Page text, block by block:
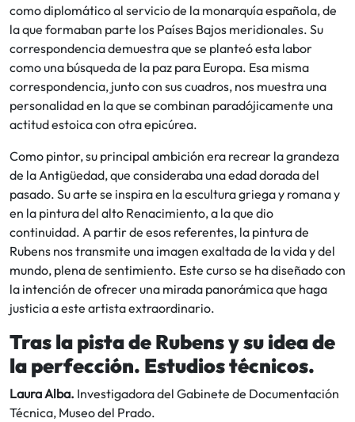
como diplomático al servicio de la monarquía española, de
la que formaban parte los Países Bajos meridionales. Su
correspondencia demuestra que se planteó esta labor
como una búsqueda de la paz para Europa. Esa misma
correspondencia, junto con sus cuadros, nos muestra una
personalidad en la que se combinan paradójicamente una
actitud estoica con otra epicúrea.
Como pintor, su principal ambición era recrear la grandeza
de la Antigüedad, que consideraba una edad dorada del
pasado. Su arte se inspira en la escultura griega y romana y
en la pintura del alto Renacimiento, a la que dio
continuidad. A partir de esos referentes, la pintura de
Rubens nos transmite una imagen exaltada de la vida y del
mundo, plena de sentimiento. Este curso se ha diseñado con
la intención de ofrecer una mirada panorámica que haga
justicia a este artista extraordinario.
Tras la pista de Rubens y su idea de
la perfección. Estudios técnicos.
Laura Alba. Investigadora del Gabinete de Documentación
Técnica, Museo del Prado.